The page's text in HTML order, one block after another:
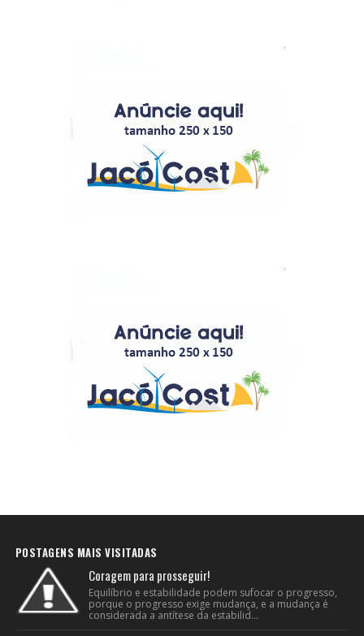
POSTAGENS MAIS VISITADAS
Coragem para prosseguir!
Equilíbrio e estabilidade podem sufocar o progresso,
porque o progresso exige mudança, e a mudança é
considerada a antítese da estabilid...